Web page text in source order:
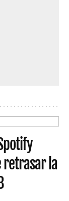
retrasar la